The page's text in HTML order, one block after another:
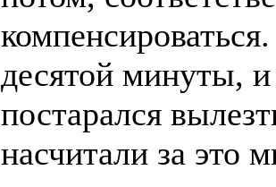
десятой минуты,
постарался
насчитали за это